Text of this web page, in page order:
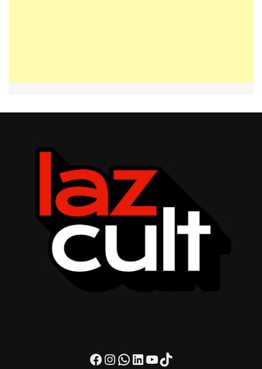
Facebook
Instagram
WhatsApp
LinkedIn
Youtube
TikTok